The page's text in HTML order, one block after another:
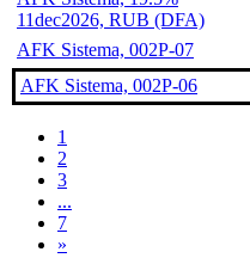
11dec2026, RUB (DFA)
AFK Sistema, 002P-07
AFK Sistema, 002P-06
1
2
3
...
7
»